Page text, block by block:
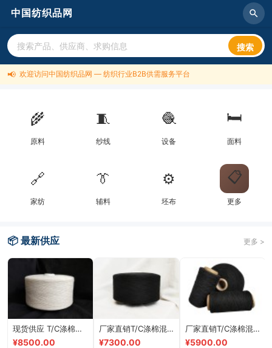
中国纺织品网
搜索
📢 欢迎访问中国纺织品网 — 纺织行业B2B供需服务平台
🌾
原料
🧵
纱线
🧶
设备
🛏️
面料
🔗
家纺
👔
辅料
⚙️
坯布
📋
更多
📦 最新供应 更多 >
现货供应 T/C涤棉纺纱本白 13支气流纺再生棉纱线
¥8500.00
厂家直销T/C涤棉混纺纱黑色13支气流纺再生棉纱线
¥7300.00
厂家直销T/C涤棉混纺纱黑色8.2支气流纺再生棉纱线
¥5900.00